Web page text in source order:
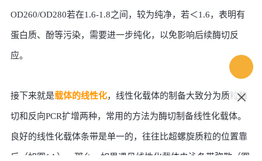
OD260/OD280若在1.6-1.8之间，较为纯净，若＜1.6，表明有
蛋白质、酚等污染，需要进一步纯化，以免影响后续酶切反
应。
接下来就是载体的线性化，线性化载体的制备大致分为质粒酶
切和反向PCR扩增两种，常用的方法为酶切制备线性化载体。
良好的线性化载体条带是单一的，往往比超螺旋质粒的位置靠
后（如图1A）。那么，如果遇见线性化载体电泳条带弥散（图